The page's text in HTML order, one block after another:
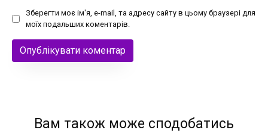
Зберегти моє ім'я, e-mail, та адресу сайту в цьому браузері для
моїх подальших коментарів.
Вам також може сподобатись